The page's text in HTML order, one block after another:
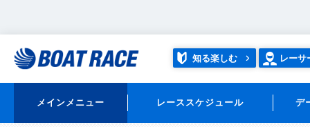
知る楽しむ レーサ
メインメニュー レーススケジュール デ